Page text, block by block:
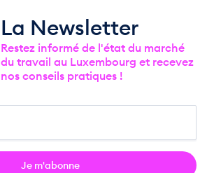
La Newsletter
Restez informé de l'état du marché
du travail au Luxembourg et recevez
nos conseils pratiques !
Je m'abonne